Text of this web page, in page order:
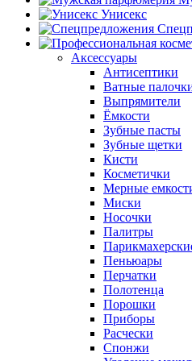
Унисекс
Аксессуары
Антисептики
Ватные
Выпрямители
Ёмкости
Зубные пасты
Зубные щетки
Кисти
Косметички
Мерные
Миски
Носочки
Палитры
Пеньюары
Перчатки
Полотенца
Порошки
Приборы
Расчески
Спонжи